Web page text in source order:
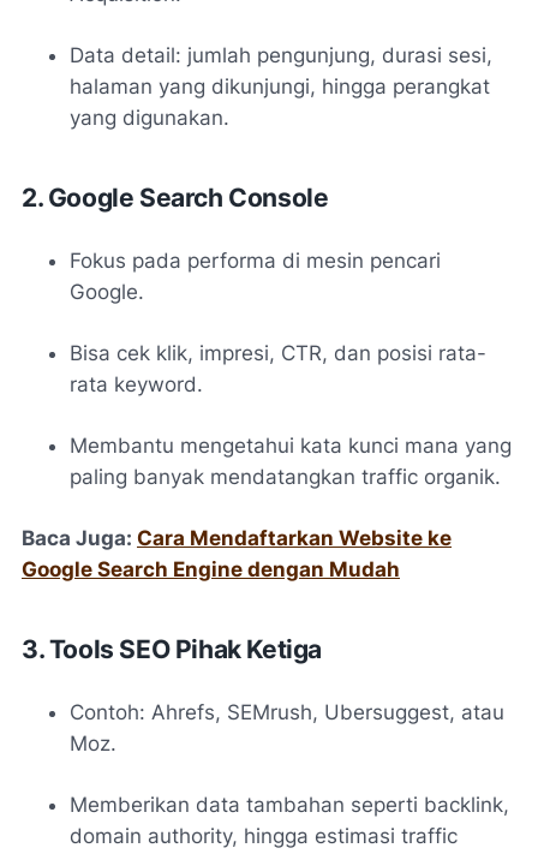
Data detail: jumlah pengunjung, durasi sesi,
halaman yang dikunjungi, hingga perangkat
yang digunakan.
2. Google Search Console
Fokus pada performa di mesin pencari
Google.
Bisa cek klik, impresi, CTR, dan posisi rata-
rata keyword.
Membantu mengetahui kata kunci mana yang
paling banyak mendatangkan traffic organik.
Baca Juga: Cara Mendaftarkan Website ke
Google Search Engine dengan Mudah
3. Tools SEO Pihak Ketiga
Contoh: Ahrefs, SEMrush, Ubersuggest, atau
Moz.
Memberikan data tambahan seperti backlink,
domain authority, hingga estimasi traffic